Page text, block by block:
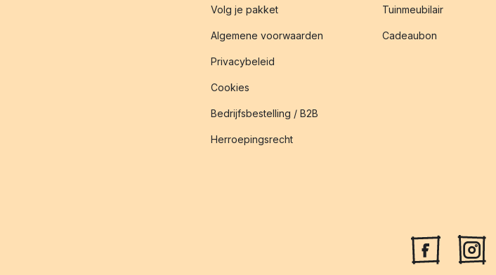
Volg je pakket
Algemene voorwaarden
Privacybeleid
Cookies
Bedrijfsbestelling / B2B
Herroepingsrecht
Tuinmeubilair
Cadeaubon